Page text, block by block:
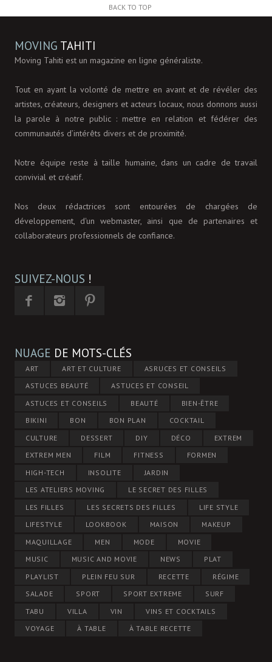
BACK TO TOP
MOVING TAHITI
Moving Tahiti est un magazine en ligne généraliste.
Tout en ayant la volonté de mettre en avant et de révéler des
artistes, créateurs, designers et acteurs locaux, nous donnons aussi
la parole à notre public : mettre en relation et fédérer des
communautés d’intérêts divers et de proximité.
Notre équipe reste à taille humaine, dans un cadre de travail
convivial et créatif.
Nos deux rédactrices sont entourées de chargées de
développement, d'un webmaster, ainsi que de partenaires et
collaborateurs professionnels de confiance.
SUIVEZ-NOUS !
NUAGE DE MOTS-CLÉS
ART ART ET CULTURE
ASRUCES ET CONSEILS
ASTUCES BEAUTÉ
ASTUCES ET CONSEIL
ASTUCES ET CONSEILS
BEAUTÉ
BIEN-ÊTRE
BIKINI
BON BON PLAN
COCKTAIL
CULTURE
DESSERT DIY DÉCO
EXTREM
EXTREM MEN
FILM FITNESS
FORMEN
HIGH-TECH
INSOLITE
JARDIN
LES ATELIERS MOVING
LE SECRET DES FILLES
LES FILLES
LES SECRETS DES FILLES
LIFE STYLE
LIFESTYLE
LOOKBOOK MAISON
MAKEUP
MAQUILLAGE
MEN MODE
MOVIE
MUSIC
MUSIC AND MOVIE NEWS
PLAT
PLAYLIST
PLEIN FEU SUR RECETTE
RÉGIME
SALADE
SPORT SPORT EXTREME
SURF
TABU
VILLA VIN
VINS ET COCKTAILS
VOYAGE
À TABLE À TABLE RECETTE